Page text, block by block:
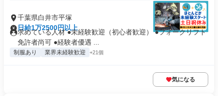
千葉県白井市平塚
日給1万2500円以上
求めている人材 ●未経験歓迎（初心者歓迎） ●フォークリフト
免許者尚可 ●経験者優遇 ...
制服あり 業界未経験歓迎 +21個
気になる